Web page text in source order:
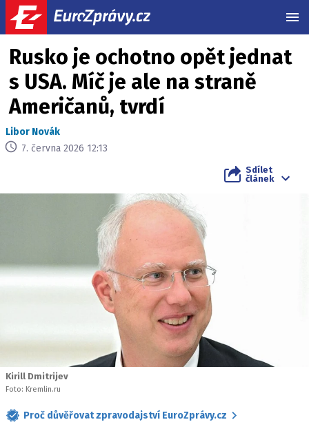
Rusko je ochotno opět jednat
s USA. Míč je ale na straně
Američanů, tvrdí
Libor Novák
7. června 2026 12:13
Sdílet
článek
Kirill Dmitrijev
Foto: Kremlin.ru
Proč důvěřovat zpravodajství EuroZprávy.cz